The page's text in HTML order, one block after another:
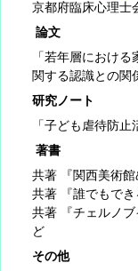
京都府臨床心理士
論文
「若年層におけ
関する認識との関
研究ノート
「子ども虐待防
著書
共著 『関西美術館
共著 『誰でもでき
共著 『チェルノ
ど
その他